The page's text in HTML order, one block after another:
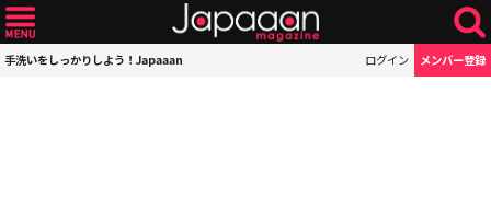
手洗いをしっかりしよう！Japaaan ログイン メンバー登録